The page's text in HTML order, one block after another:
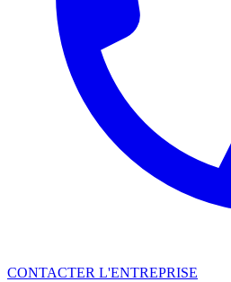
CONTACTER L'ENTREPRISE